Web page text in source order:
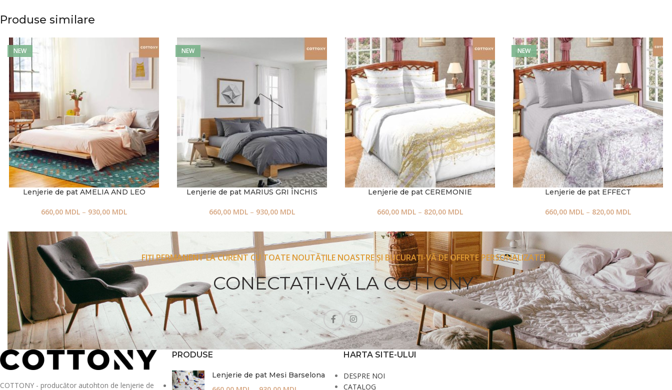
Produse similare
NEW
Lenjerie de pat AMELIA AND LEO
660,00 MDL – 930,00 MDL
NEW
Lenjerie de pat MARIUS GRI ÎNCHIS
660,00 MDL – 930,00 MDL
Lenjerie de pat CEREMONIE
660,00 MDL – 820,00 MDL
NEW
Lenjerie de pat EFFECT
660,00 MDL – 820,00 MDL
FIȚI PERMANENT LA CURENT CU TOATE NOUTĂȚILE NOASTRE ȘI BUCURAȚI-VĂ DE OFERTE PERSONALIZATE!
CONECTAŢI-VĂ LA COTTONY
COTTONY - producător autohton de lenjerie de
PRODUSE
Lenjerie de pat Mesi Barselona
HARTA SITE-ULUI
DESPRE NOI
CATALOG